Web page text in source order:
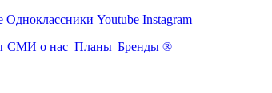
Одноклассники Youtube Instagram
СМИ о нас Планы Бренды ®